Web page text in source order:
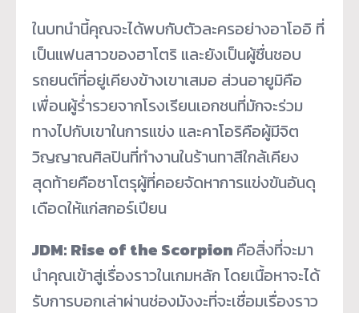
ในบทนำนี้คุณจะได้พบกับตัวละครอย่างอาโออิ ที่
เป็นแฟนสาวของฮาโตริ และยังเป็นผู้ชื่นชอบ
รถยนต์ที่อยู่เคียงข้างเขาเสมอ ส่วนอายูมิคือ
เพื่อนผู้ร่ำรวยจากโรงเรียนเอกชนที่มักจะร่วม
ทางไปกับเขาในการแข่ง และคาโอริคือผู้มีจิต
วิญญาณศิลปินที่ทำงานในร้านทาสีใกล้เคียง
สุดท้ายคือซาโตรุผู้ที่คอยจัดหาการแข่งขันอันดุ
เดือดให้แก่สกอร์เปียน
JDM: Rise of the Scorpion คือสิ่งที่จะมา
นำคุณเข้าสู่เรื่องราวในเกมหลัก โดยเนื้อหาจะได้
รับการบอกเล่าผ่านช่องมังงะที่จะเชื่อมเรื่องราว